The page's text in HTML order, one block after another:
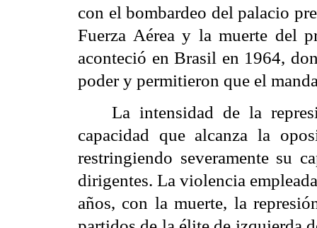
con el bombardeo del palacio
Fuerza Aérea y la muerte del
aconteció en Brasil en 1964,
poder y permitieron que el
La intensidad de la
capacidad que alcanza la
restringiendo severamente su
dirigentes. La violencia
años, con la muerte, la